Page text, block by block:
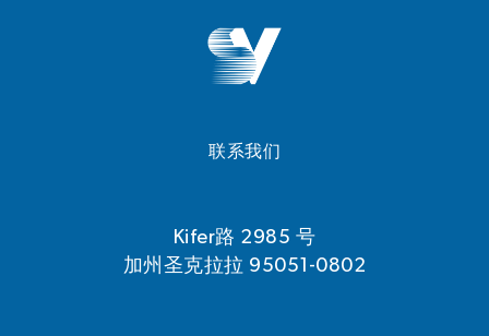
联系我们
Kifer路 2985 号
加州圣克拉拉 95051-0802